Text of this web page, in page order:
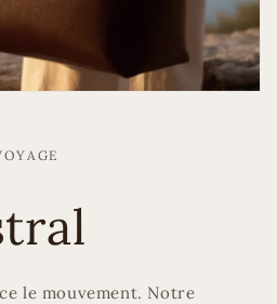
le mouvement. Notre